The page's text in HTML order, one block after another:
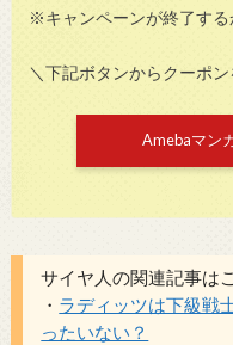
※キャンペーンが終了する
＼下記ボタンからクーポ
Amebaマン
サイヤ人の関連記事は
・ ラディッツは下級戦
ったいない？